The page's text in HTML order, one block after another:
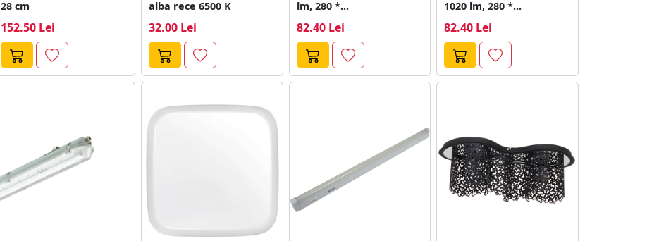
28 cm
152.50 Lei
alba rece 6500 K
32.00 Lei
lm, 280 *...
82.40 Lei
1020 lm, 280 *...
82.40 Lei